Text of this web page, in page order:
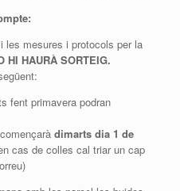
les mesures i protocols per la
HI HAURÀ SORTEIG.
fent primavera podran
dimarts dia 1 de
cas de colles cal triar un cap